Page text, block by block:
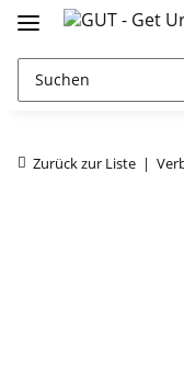
Zurück zur Liste